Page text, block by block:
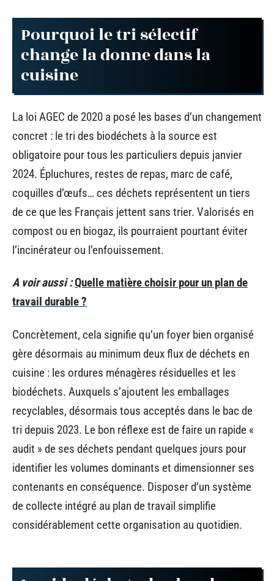
Pourquoi le tri sélectif
change la donne dans la
cuisine
La loi AGEC de 2020 a posé les bases d’un changement
concret : le tri des biodéchets à la source est
obligatoire pour tous les particuliers depuis janvier
2024. Épluchures, restes de repas, marc de café,
coquilles d’œufs… ces déchets représentent un tiers
de ce que les Français jettent sans trier. Valorisés en
compost ou en biogaz, ils pourraient pourtant éviter
l’incinérateur ou l’enfouissement.
A voir aussi :Quelle matière choisir pour un plan de
travail durable ?
Concrètement, cela signifie qu’un foyer bien organisé
gère désormais au minimum deux flux de déchets en
cuisine : les ordures ménagères résiduelles et les
biodéchets. Auxquels s’ajoutent les emballages
recyclables, désormais tous acceptés dans le bac de
tri depuis 2023. Le bon réflexe est de faire un rapide «
audit » de ses déchets pendant quelques jours pour
identifier les volumes dominants et dimensionner ses
contenants en conséquence. Disposer d’un système
de collecte intégré au plan de travail simplifie
considérablement cette organisation au quotidien.